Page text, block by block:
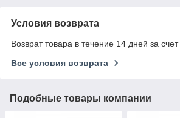
Условия возврата
Возврат товара в течение 14 дней за
Все условия возврата
Подобные товары компании